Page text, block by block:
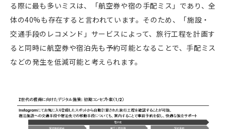
る際に最も多いミスは、「航空券や宿の手配ミス」であり、全
体の40%も存在すると言われています。そのため、「施設・
交通手段のレコメンド」サービスによって、旅行工程を計画す
ると同時に航空券や宿泊先も予約可能となることで、手配ミス
などの発生を低減可能と考えられます。